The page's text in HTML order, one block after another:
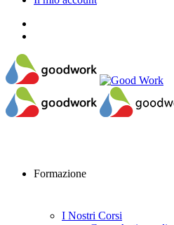
Formazione
I Nostri Corsi